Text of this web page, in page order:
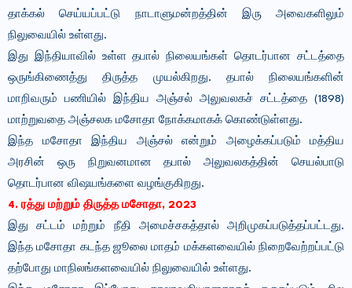
தாக்கல் செய்யப்பட்டு நாடாளுமன்றத்தின் இரு அவைகளிலும்
நிலுவையில் உள்ளது.
இது இந்தியாவில் உள்ள தபால் நிலையங்கள் தொடர்பான சட்டத்தை
ஒருங்கிணைத்து திருத்த முயல்கிறது. தபால் நிலையங்களின்
மாறிவரும் பணியில் இந்திய அஞ்சல் அலுவலகச் சட்டத்தை (1898)
மாற்றுவதை அஞ்சலக மசோதா நோக்கமாகக் கொண்டுள்ளது.
இந்த மசோதா இந்திய அஞ்சல் என்றும் அழைக்கப்படும் மத்திய
அரசின் ஒரு நிறுவனமான தபால் அலுவலகத்தின் செயல்பாடு
தொடர்பான விஷயங்களை வழங்குகிறது.
4. ரத்து மற்றும் திருத்த மசோதா, 2023
இது சட்டம் மற்றும் நீதி அமைச்சகத்தால் அறிமுகப்படுத்தப்பட்டது.
இந்த மசோதா கடந்த ஜூலை மாதம் மக்களவையில் நிறைவேற்றப்பட்டு
தற்போது மாநிலங்களவையில் நிலுவையில் உள்ளது.